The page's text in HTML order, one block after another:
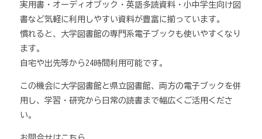
実用書・オーディオブック・英語多読資料・小中学生向け図
書など気軽に利用しやすい資料が豊富に揃っています。
慣れると、大学図書館の専門系電子ブックも使いやすくなり
ます。
自宅や出先等から24時間利用可能です。
この機会に大学図書館と県立図書館、両方の電子ブックを併
用し、学習・研究から日常の読書まで幅広くご活用くださ
い。